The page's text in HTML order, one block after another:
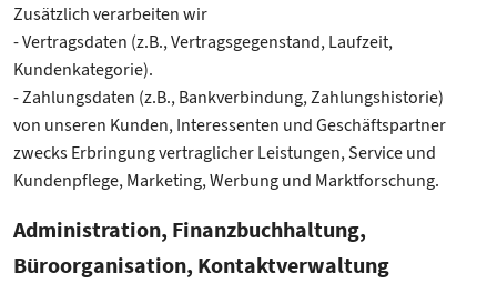
Zusätzlich verarbeiten wir
- Vertragsdaten (z.B., Vertragsgegenstand, Laufzeit,
Kundenkategorie).
- Zahlungsdaten (z.B., Bankverbindung, Zahlungshistorie)
von unseren Kunden, Interessenten und Geschäftspartner
zwecks Erbringung vertraglicher Leistungen, Service und
Kundenpflege, Marketing, Werbung und Marktforschung.
Administration, Finanzbuchhaltung,
Büroorganisation, Kontaktverwaltung